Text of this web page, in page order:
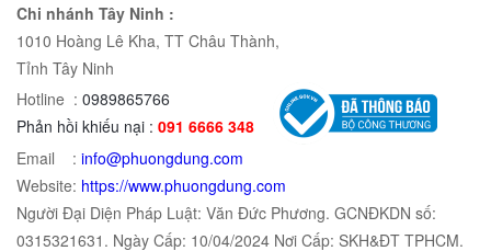
Chi nhánh Tây Ninh :
1010 Hoàng Lê Kha, TT Châu Thành,
Tỉnh Tây Ninh
Hotline : 0989865766
Phản hồi khiếu nại : 091 6666 348
Email : info@phuongdung.com
Website: https://www.phuongdung.com
Người Đại Diện Pháp Luật: Văn Đức Phương. GCNĐKDN số:
0315321631. Ngày Cấp: 10/04/2024 Nơi Cấp: SKH&ĐT TPHCM.